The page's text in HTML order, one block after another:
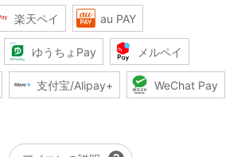
楽天ペイ au PAY
ゆうちょPay メルペイ
支付宝/Alipay+ WeChat Pay